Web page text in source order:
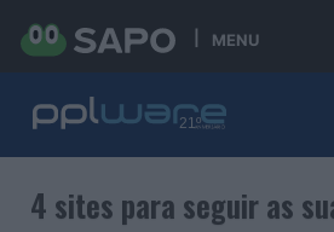
MENU
4 sites para seguir as